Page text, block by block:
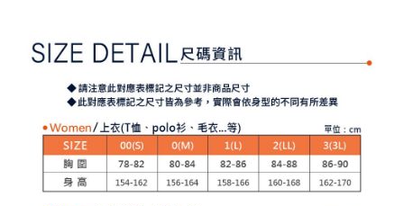
【繳款方式說明】
1.分期款項不併入電信帳單，「大哥付你分期」於每月結算日後寄送繳費提
2.透過簡訊連結打開帳單後，可選擇「超商條碼／台灣大直營門市／銀行轉
【注意事項】
1.本服務係由「台灣大哥大股份有限公司」（以下簡稱本公司）所提供，讓
用戶於交易時，得透過本服務購買商品或服務，並由商店將買賣／分期付款
３．安心：先確認商品／服務後，再付款。
１．於結帳方式選擇「AFTEE先享後付」後，將跳轉至「AFTEE先享後付」
結帳頁面，進行簡訊認證並確認金額後，即可完成結帳。
２．訂單成立數日內，您將收到繳費通知簡訊。
３．收到繳費通知簡訊後14天內，點擊此簡訊中的連結，可透過四大超商／
ATM／網路銀行／等多元方式進行付款，方視為交易完成。
※ 請注意：結帳手續完成當下不需立刻繳費，但若您需要取消訂單，請聯絡
購買商品的店家。未經商家同意取消之訂單仍視為有效，需透過AFTEE先享
全家取貨付款
付款後全家取貨
免運費
萊爾富取貨付款
免運費